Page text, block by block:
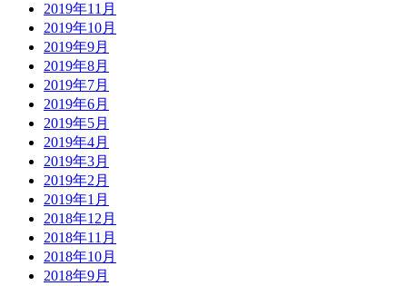
2019年11月
2019年10月
2019年9月
2019年8月
2019年7月
2019年6月
2019年5月
2019年4月
2019年3月
2019年2月
2019年1月
2018年12月
2018年11月
2018年10月
2018年9月